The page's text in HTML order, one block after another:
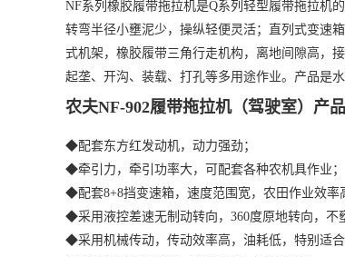
NF系列橡胶履带拖拉机是Q系列轻型履带拖拉机
转弯半径小壅泥少，操纵轻便灵活；直列式变速
式机架，橡胶履带三角行走机构，离地间隙高，
起垄、开沟、装载、打孔等多用途作业。产品是
农夫NF-902履带拖拉机（驾驶室）产
◆配套东方红发动机，动力强劲；
◆牵引力，牵引功率大，可配套各种农机具作业；
◆配套8+8挡变速箱，速度范围宽，农田作业效率
◆采用液控差速无制动转向，360度原地转向，不
◆采用机械传动，传动效率高，油耗低，特别适合